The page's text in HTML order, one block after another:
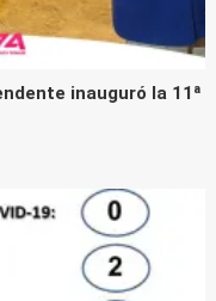
inauguró la 11ª